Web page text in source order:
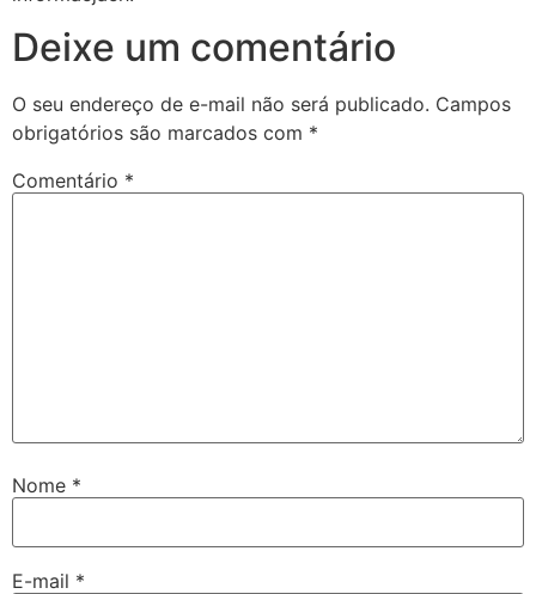
Deixe um comentário
O seu endereço de e-mail não será publicado. Campos
obrigatórios são marcados com *
Comentário *
Nome *
E-mail *